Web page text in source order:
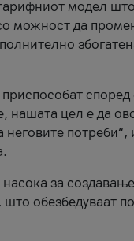
модел
можност да
според
нашата цел е да
потреби“,
насока за создавање
обезбедуваат